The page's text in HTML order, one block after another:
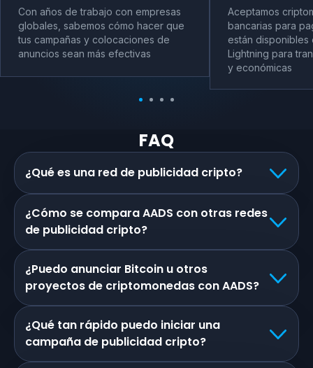
Con años de trabajo con empresas
globales, sabemos cómo hacer que
tus campañas y colocaciones de
anuncios sean más efectivas
Aceptamos
bancarias para
están disponibles
Lightning para
y económicas
FAQ
¿Qué es una red de publicidad cripto?
¿Cómo se compara AADS con otras redes
de publicidad cripto?
¿Puedo anunciar Bitcoin u otros
proyectos de criptomonedas con AADS?
¿Qué tan rápido puedo iniciar una
campaña de publicidad cripto?